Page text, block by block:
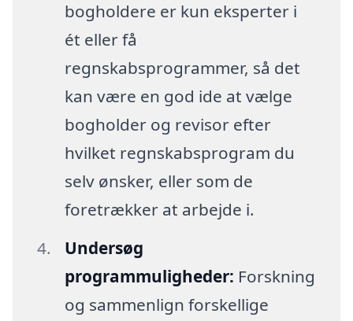
bogholdere er kun eksperter i
ét eller få
regnskabsprogrammer, så det
kan være en god ide at vælge
bogholder og revisor efter
hvilket regnskabsprogram du
selv ønsker, eller som de
foretrækker at arbejde i.
Undersøg
programmuligheder: Forskning
og sammenlign forskellige